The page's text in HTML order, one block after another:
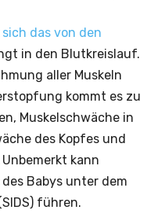
das von den
in den Blutkreislauf.
aller Muskeln
kommt es zu
Muskelschwäche in
des Kopfes und
kann
Babys unter dem
führen.